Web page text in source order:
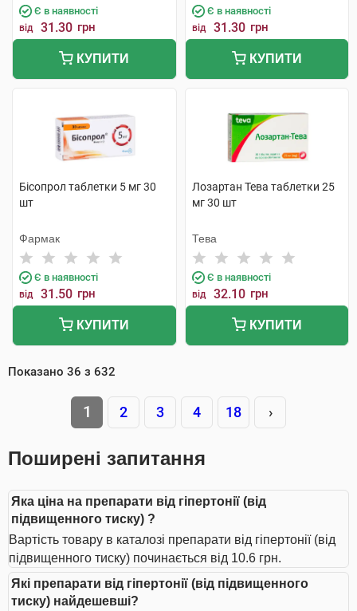
Є в наявності
від 31.30 грн
КУПИТИ
Є в наявності
від 31.30 грн
КУПИТИ
Бісопрол таблетки 5 мг 30
шт
Фармак
Є в наявності
від 31.50 грн
КУПИТИ
Лозартан Тева таблетки 25
мг 30 шт
Тева
Є в наявності
від 32.10 грн
КУПИТИ
Показано 36 з 632
1 2 3 4 18 ›
Поширені запитання
Яка ціна на препарати від гіпертонії (від
підвищенного тиску) ?
Вартість товару в каталозі препарати від гіпертонії (від
підвищенного тиску) починається від 10.6 грн.
Які препарати від гіпертонії (від підвищенного
тиску) найдешевші?